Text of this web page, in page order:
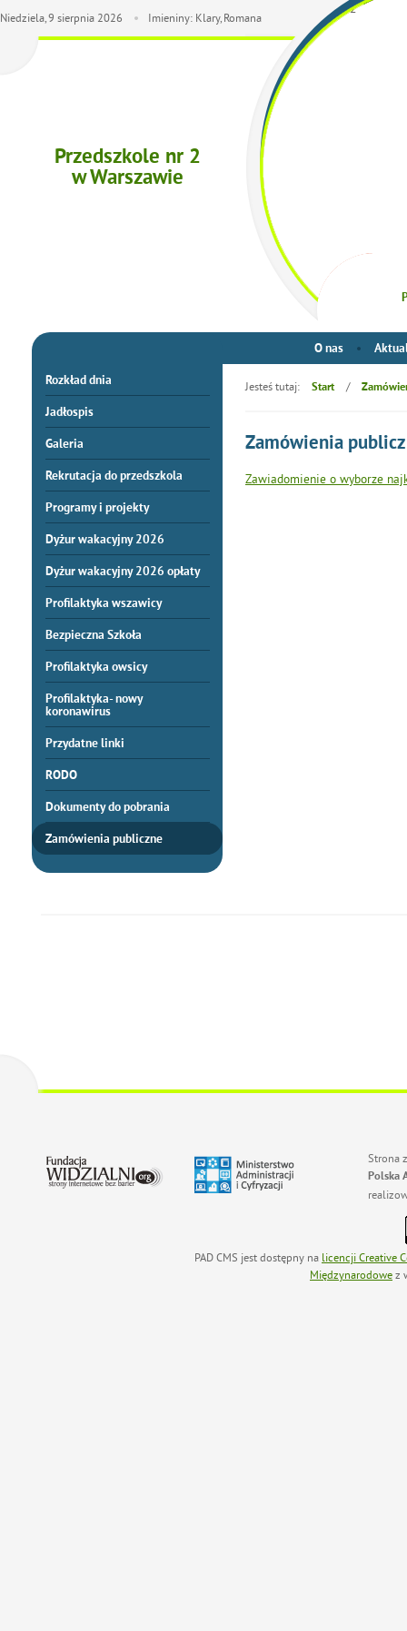
Przedszkole nr 2
w Warszawie
Niedziela, 9 sierpnia 2026 Imieniny: Klary, Romana
O nas
Rozkład dnia
Jadłospis
Galeria
Rekrutacja do przedszkola
Programy i projekty
Dyżur wakacyjny 2026
Dyżur wakacyjny 2026 opłaty
Profilaktyka wszawicy
Bezpieczna Szkoła
Profilaktyka owsicy
Profilaktyka- nowy
koronawirus
Przydatne linki
RODO
Dokumenty do pobrania
Zamówienia publiczne
Jesteś tutaj: Start /
Zamówienia
Zawiadomienie o wyborze
Strona
Polska
PAD CMS jest dostępny na licencji Creative
Międzynarodowe z